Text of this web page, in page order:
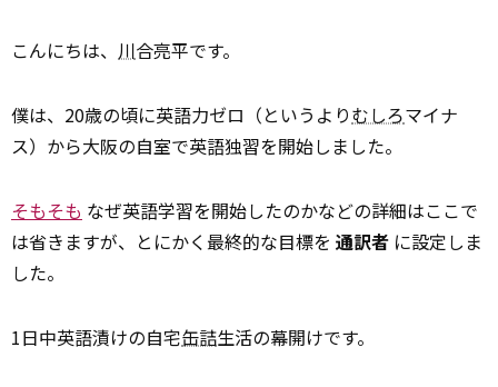
こんにちは、 川合亮平です。
僕は、20歳の頃に英語力ゼロ（というよりむしろマイナ
ス）から大阪の自室で英語独習を開始しました。
そもそも なぜ英語学習を開始したのかなどの詳細はここで
は省きますが、とにかく最終的な目標を 通訳者 に設定しま
した。
1日中英語漬けの自宅缶詰生活の幕開けです。